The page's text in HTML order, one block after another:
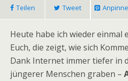
Teilen Tweet
Heute habe ich wieder einmal
Euch, die zeigt, wie sich
Dank Internet immer tiefer in
jüngerer Menschen graben –